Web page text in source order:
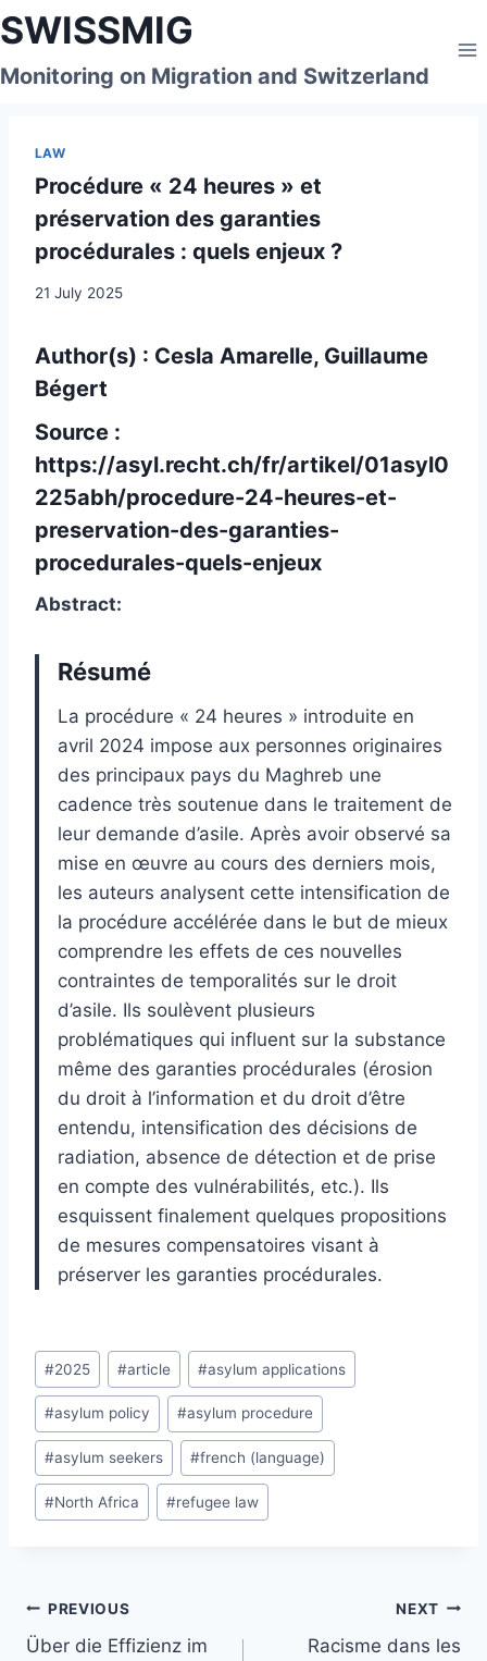
Skip
to
content
SWISSMIG
Monitoring on Migration and Switzerland
LAW
Procédure « 24 heures » et
préservation des garanties
procédurales : quels enjeux ?
21 July 2025
Author(s) : Cesla Amarelle, Guillaume
Bégert
Source :
https://asyl.recht.ch/fr/artikel/01asyl0
225abh/procedure-24-heures-et-
preservation-des-garanties-
procedurales-quels-enjeux
Abstract:
Résumé
La procédure « 24 heures » introduite en
avril 2024 impose aux personnes originaires
des principaux pays du Maghreb une
cadence très soutenue dans le traitement de
leur demande d’asile. Après avoir observé sa
mise en œuvre au cours des derniers mois,
les auteurs analysent cette intensification de
la procédure accélérée dans le but de mieux
comprendre les effets de ces nouvelles
contraintes de temporalités sur le droit
d’asile. Ils soulèvent plusieurs
problématiques qui influent sur la substance
même des garanties procédurales (érosion
du droit à l’information et du droit d’être
entendu, intensification des décisions de
radiation, absence de détection et de prise
en compte des vulnérabilités, etc.). Ils
esquissent finalement quelques propositions
de mesures compensatoires visant à
préserver les garanties procédurales.
Post
Tags:
#2025 #article #asylum applications
#asylum policy #asylum procedure
#asylum seekers #french (language)
#North Africa #refugee law
Post
navigation
PREVIOUS
Über die Effizienz im
NEXT
Racisme dans les